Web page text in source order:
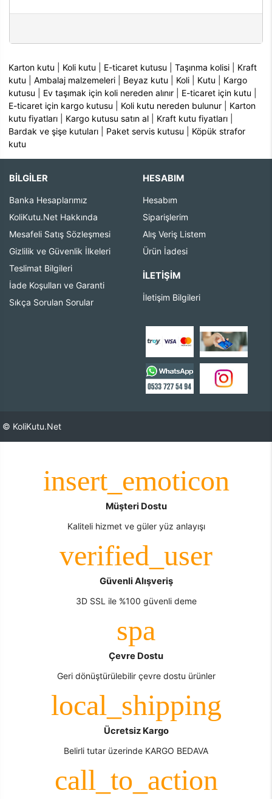
Karton kutu Koli kutu E-ticaret kutusu |Taşınma kolisi
Kraft
kutu |Ambalaj malzemeleri Beyaz kutu Koli Kutu
Kargo
kutusu
Ev taşımak için koli nereden alınır E-ticaret için kutu
E-ticaret için kargo kutusu
Koli kutu nereden bulunur
Karton
kutu fiyatları
Kargo kutusu satın al Kraft kutu fiyatları
Bardak ve şişe kutuları
Paket servis kutusu
Köpük strafor
kutu
BİLGİLER
Banka Hesaplarımız
KoliKutu.Net Hakkında
Mesafeli Satış Sözleşmesi
Gizlilik ve Güvenlik İlkeleri
Teslimat Bilgileri
İade Koşulları ve Garanti
Sıkça Sorulan Sorular
HESABIM
Hesabım
Siparişlerim
Alış Veriş Listem
Ürün İadesi
İLETIŞIM
İletişim Bilgileri
© KoliKutu.Net
Müşteri Dostu
Kaliteli hizmet ve güler yüz anlayışı
Güvenli Alışveriş
3D SSL ile %100 güvenli deme
Çevre Dostu
Geri dönüştürülebilir çevre dostu ürünler
Ücretsiz Kargo
Belirli tutar üzerinde KARGO BEDAVA